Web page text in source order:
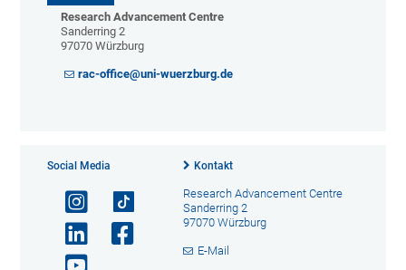
Research Advancement Centre
Sanderring 2
97070 Würzburg
rac-office@uni-wuerzburg.de
Social Media Kontakt
Research Advancement Centre
Sanderring 2
97070 Würzburg
E-Mail